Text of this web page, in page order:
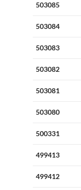
503085
503084
503083
503082
503081
503080
500331
499413
499412